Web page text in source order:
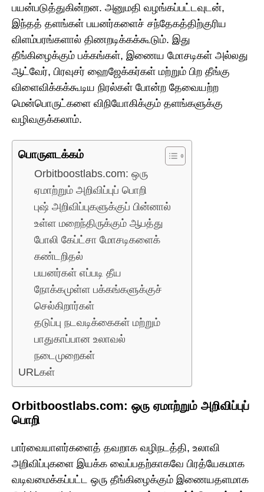
பயன்படுத்துகின்றன. அனுமதி வழங்கப்பட்டவுடன்,
இந்தத் தளங்கள் பயனர்களைச் சந்தேகத்திற்குரிய
விளம்பரங்களால் திணறடிக்கக்கூடும். இது
தீங்கிழைக்கும் பக்கங்கள், இணைய மோசடிகள் அல்லது
ஆட்வேர், பிரவுசர் ஹைஜேக்கர்கள் மற்றும் பிற தீங்கு
விளைவிக்கக்கூடிய நிரல்கள் போன்ற தேவையற்ற
மென்பொருட்களை விநியோகிக்கும் தளங்களுக்கு
வழிவகுக்கலாம்.
பொருளடக்கம்
Orbitboostlabs.com: ஒரு
ஏமாற்றும் அறிவிப்புப் பொறி
புஷ் அறிவிப்புகளுக்குப் பின்னால்
உள்ள மறைந்திருக்கும் ஆபத்து
போலி கேப்ட்சா மோசடிகளைக்
கண்டறிதல்
பயனர்கள் எப்படி தீய
நோக்கமுள்ள பக்கங்களுக்குச்
செல்கிறார்கள்
தடுப்பு நடவடிக்கைகள் மற்றும்
பாதுகாப்பான உலாவல்
நடைமுறைகள்
URLகள்
Orbitboostlabs.com: ஒரு ஏமாற்றும் அறிவிப்புப்
பொறி
பார்வையாளர்களைத் தவறாக வழிநடத்தி, உலாவி
அறிவிப்புகளை இயக்க வைப்பதற்காகவே பிரத்யேகமாக
வடிவமைக்கப்பட்ட ஒரு தீங்கிழைக்கும் இணையதளமாக